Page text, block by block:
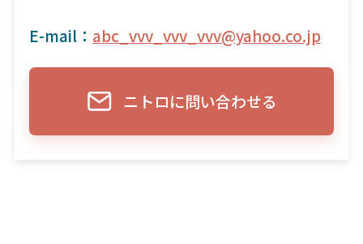
E-mail： abc_vvv_vvv_vvv@yahoo.co.jp
ニトロに問い合わせる